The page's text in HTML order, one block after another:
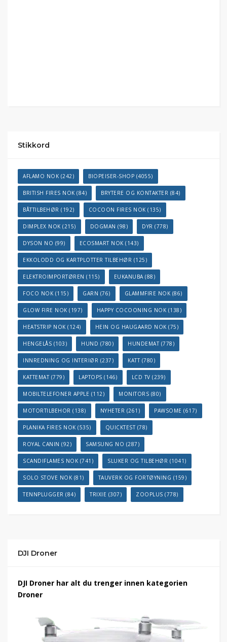
Stikkord
AFLAMO NOK (242) BIOPEISER-SHOP (4055)
BRITISH FIRES NOK (84) BRYTERE OG KONTAKTER (84)
BÅTTILBEHØR (192) COCOON FIRES NOK (135)
DIMPLEX NOK (215) DOGMAN (98) DYR (778)
DYSON NO (99) ECOSMART NOK (143)
EKKOLODD OG KARTPLOTTER TILBEHØR (125)
ELEKTROIMPORTØREN (115) EUKANUBA (88)
FOCO NOK (115) GARN (76) GLAMMFIRE NOK (86)
GLOW FIRE NOK (197) HAPPY COCOONING NOK (138)
HEATSTRIP NOK (124) HEIN OG HAUGAARD NOK (75)
HENGELÅS (103) HUND (780) HUNDEMAT(778)
INNREDNING OG INTERIØR (237) KATT(780)
KATTEMAT(779) LAPTOPS (146) LCD TV (239)
MOBILTELEFONER APPLE (112) MONITORS (80)
MOTORTILBEHOR (138) NYHETER (261) PAWSOME (617)
PLANIKA FIRES NOK (535) QUICKTEST(78)
ROYAL CANIN (92) SAMSUNG NO (287)
SCANDIFLAMES NOK (741) SLUKER OG TILBEHØR (1041)
SOLO STOVE NOK (81) TAUVERK OG FORTØYNING (159)
TENNPLUGGER (84) TRIXIE (307) ZOOPLUS (778)
DJI Droner
DJI Droner har alt du trenger innen kategorien
Droner